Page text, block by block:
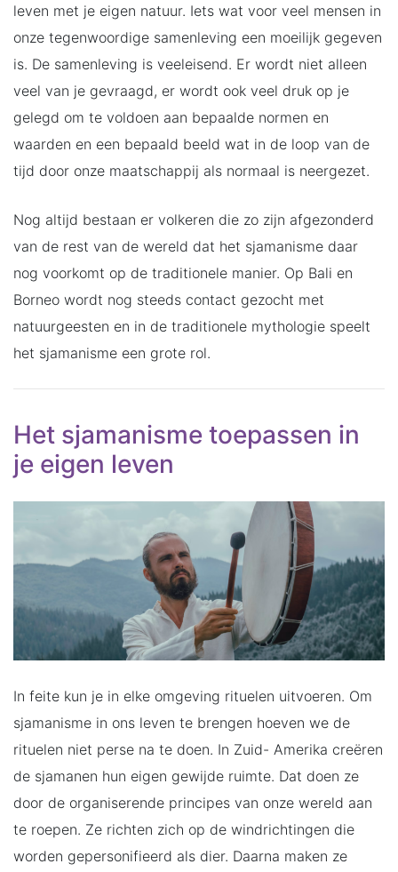
leven met je eigen natuur. Iets wat voor veel mensen in
onze tegenwoordige samenleving een moeilijk gegeven
is. De samenleving is veeleisend. Er wordt niet alleen
veel van je gevraagd, er wordt ook veel druk op je
gelegd om te voldoen aan bepaalde normen en
waarden en een bepaald beeld wat in de loop van de
tijd door onze maatschappij als normaal is neergezet.
Nog altijd bestaan er volkeren die zo zijn afgezonderd
van de rest van de wereld dat het sjamanisme daar
nog voorkomt op de traditionele manier. Op Bali en
Borneo wordt nog steeds contact gezocht met
natuurgeesten en in de traditionele mythologie speelt
het sjamanisme een grote rol.
Het sjamanisme toepassen in
je eigen leven
In feite kun je in elke omgeving rituelen uitvoeren. Om
sjamanisme in ons leven te brengen hoeven we de
rituelen niet perse na te doen. In Zuid- Amerika creëren
de sjamanen hun eigen gewijde ruimte. Dat doen ze
door de organiserende principes van onze wereld aan
te roepen. Ze richten zich op de windrichtingen die
worden gepersonifieerd als dier. Daarna maken ze